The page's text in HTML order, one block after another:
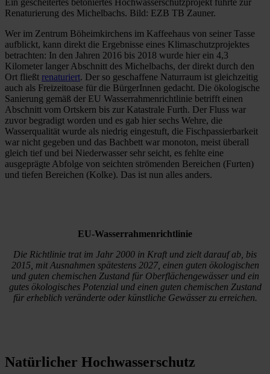
Ein gescheitertes betoniertes Hochwasserschutzprojekt führte zur
Renaturierung des Michelbachs. Bild: EZB TB Zauner.
Wer im Zentrum Böheimkirchens im Kaffeehaus von seiner Tasse
aufblickt, kann direkt die Ergebnisse eines Klimaschutzprojektes
betrachten: In den Jahren 2016 bis 2018 wurde hier ein 4,3
Kilometer langer Abschnitt des Michelbachs, der direkt durch den
Ort fließt renaturiert. Der so geschaffene Naturraum ist gleichzeitig
auch als Freizeitoase für die BürgerInnen gedacht. Die ökologische
Sanierung gemäß der EU Wasserrahmenrichtlinie betrifft einen
Abschnitt vom Ortskern bis zur Katastrale Furth. Der Fluss war
zuvor begradigt worden und es gab hier sechs Wehre, die
Wasserqualität wurde als niedrig eingestuft, die Fischpassierbarkeit
war nicht gegeben und das Bachbett war monoton, meist überall
gleich tief und bei Niederwasser sehr seicht, es fehlte eine
ausgeprägte Abfolge von seichten strömenden Bereichen (Furten)
und tiefen Bereichen (Kolke). Das ist nun alles anders.
EU-Wasserrahmenrichtlinie
Die Richtlinie trat im Jahr 2000 in Kraft und zielt darauf ab, bis
2015, mit Ausnahmen spätestens 2027, einen guten ökologischen
und guten chemischen Zustand für Oberflächengewässer und ein
gutes ökologisches Potenzial und einen guten chemischen Zustand
für erheblich veränderte oder künstliche Gewässer zu erreichen.
Natürlicher Hochwasserschutz